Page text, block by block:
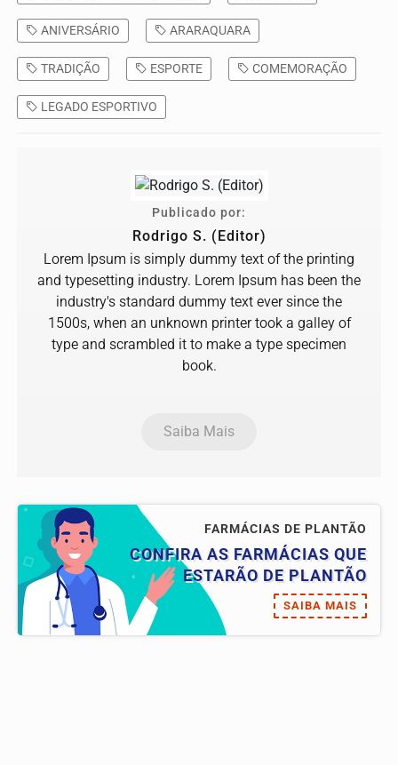
ANIVERSÁRIO ARARAQUARA
TRADIÇÃO ESPORTE COMEMORAÇÃO
LEGADO ESPORTIVO
Publicado por:
Rodrigo S. (Editor)
Lorem Ipsum is simply dummy text of the printing
and typesetting industry. Lorem Ipsum has been the
industry's standard dummy text ever since the
1500s, when an unknown printer took a galley of
type and scrambled it to make a type specimen
book.
Saiba Mais
FARMÁCIAS DE PLANTÃO
CONFIRA AS FARMÁCIAS QUE
ESTARÃO DE PLANTÃO
SAIBA MAIS